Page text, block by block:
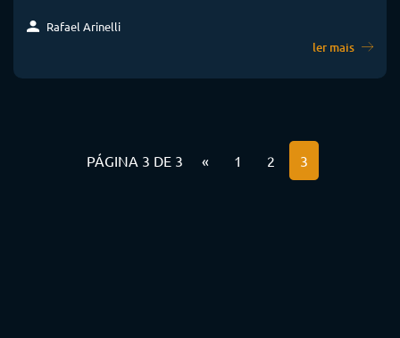
Rafael Arinelli
ler mais
PÁGINA 3 DE 3 « 1 2 3